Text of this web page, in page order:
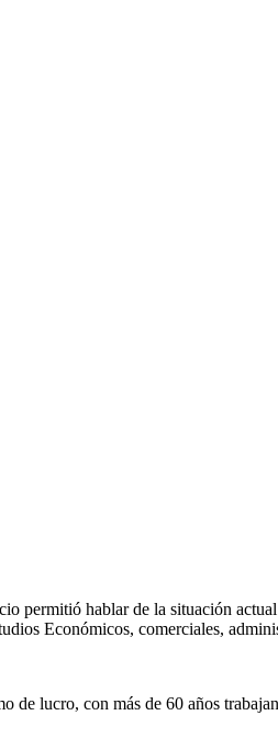
permitió hablar de la situación
Económicos, comerciales,
lucro, con más de 60 años